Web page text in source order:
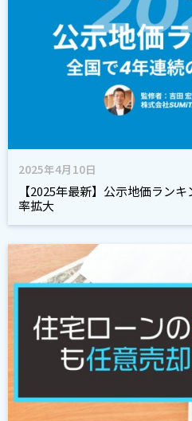
2025年4月10日
【2025年最新】公示地価ラン
率拡大